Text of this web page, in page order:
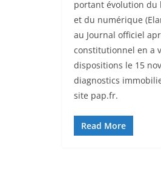
portant évolution du
et du numérique
au Journal officiel
constitutionnel en a
dispositions le 15
diagnostics
site pap.fr.
Read More